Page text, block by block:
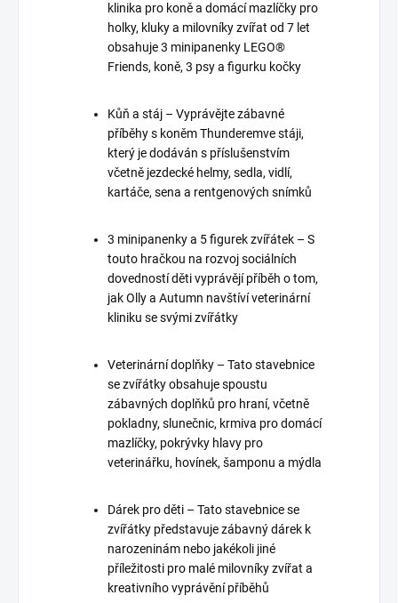
klinika pro koně a domácí mazlíčky pro
holky, kluky a milovníky zvířat od 7 let
obsahuje 3 minipanenky LEGO®
Friends, koně, 3 psy a figurku kočky
Kůň a stáj – Vyprávějte zábavné
příběhy s koněm Thunderemve stáji,
který je dodáván s příslušenstvím
včetně jezdecké helmy, sedla, vidlí,
kartáče, sena a rentgenových snímků
3 minipanenky a 5 figurek zvířátek – S
touto hračkou na rozvoj sociálních
dovedností děti vyprávějí příběh o tom,
jak Olly a Autumn navštíví veterinární
kliniku se svými zvířátky
Veterinární doplňky – Tato stavebnice
se zvířátky obsahuje spoustu
zábavných doplňků pro hraní, včetně
pokladny, slunečnic, krmiva pro domácí
mazlíčky, pokrývky hlavy pro
veterinářku, hovínek, šamponu a mýdla
Dárek pro děti – Tato stavebnice se
zvířátky představuje zábavný dárek k
narozeninám nebo jakékoli jiné
příležitosti pro malé milovníky zvířat a
kreativního vyprávění příběhů